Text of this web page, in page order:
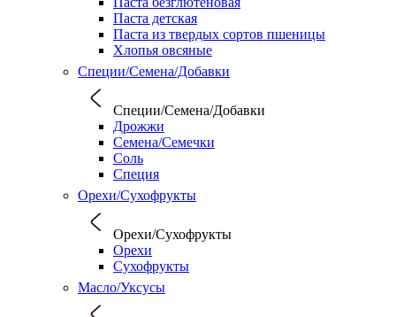
Паста детская
Паста из твердых сортов пшеницы
Хлопья овсяные
Специи/Семена/Добавки
Специи/Семена/Добавки
Дрожжи
Семена/Семечки
Соль
Специя
Орехи/Сухофрукты
Орехи/Сухофрукты
Орехи
Сухофрукты
Масло/Уксусы